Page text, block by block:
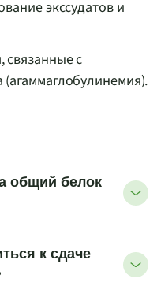
экссудатов и
связанные с
общий белок
к сдаче